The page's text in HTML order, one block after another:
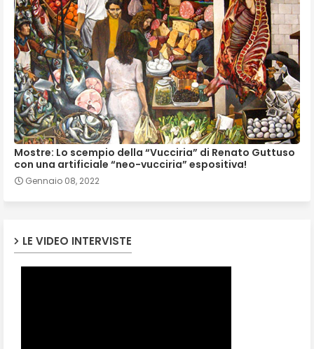
Mostre: Lo scempio della “Vucciria” di Renato Guttuso
con una artificiale “neo-vucciria” espositiva!
Gennaio 08, 2022
LE VIDEO INTERVISTE